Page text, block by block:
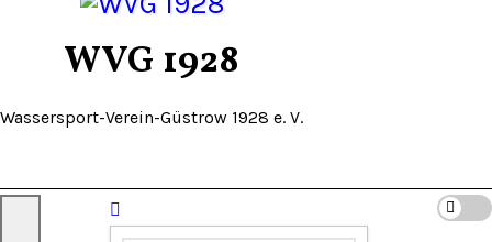
WVG 1928
Wassersport-Verein-Güstrow 1928 e. V.